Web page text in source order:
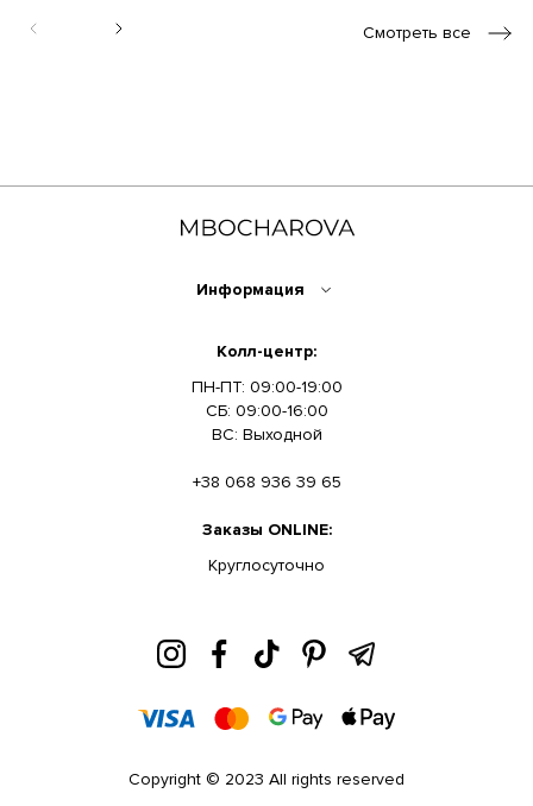
Смотреть все
Информация
Колл-центр:
ПН-ПТ: 09:00-19:00
СБ: 09:00-16:00
ВС: Выходной
+38 068 936 39 65
Заказы ONLINE:
Круглосуточно
Copyright © 2023 All rights reserved